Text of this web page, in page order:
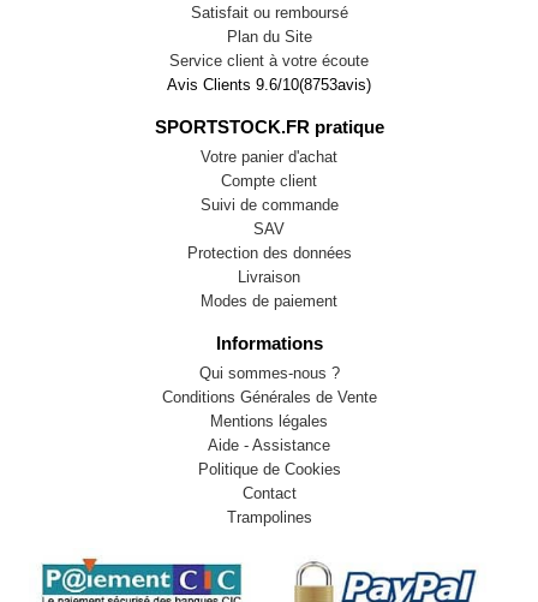
Satisfait ou remboursé
Plan du Site
Service client à votre écoute
Avis Clients 9.6/10(8753avis)
SPORTSTOCK.FR pratique
Votre panier d'achat
Compte client
Suivi de commande
SAV
Protection des données
Livraison
Modes de paiement
Informations
Qui sommes-nous ?
Conditions Générales de Vente
Mentions légales
Aide - Assistance
Politique de Cookies
Contact
Trampolines